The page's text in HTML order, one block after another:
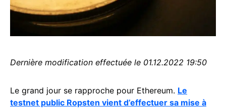
Dernière modification effectuée le 01.12.2022 19:50
Le grand jour se rapproche pour Ethereum. Le
testnet public Ropsten vient d’effectuer sa mise à